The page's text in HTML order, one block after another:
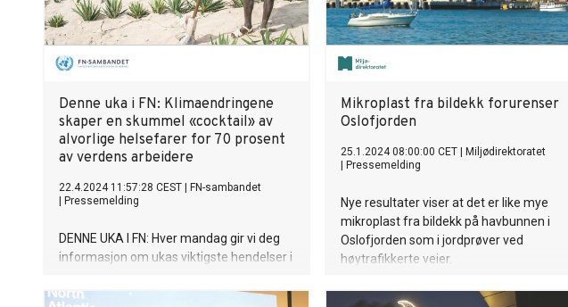
Denne uka i FN: Klimaendringene
skaper en skummel «cocktail» av
alvorlige helsefarer for 70 prosent
av verdens arbeidere
22.4.2024 11:57:28 CEST
FN-sambandet
Pressemelding
DENNE UKA I FN: Hver mandag gir vi deg
informasjon om ukas viktigste hendelser i
Mikroplast fra bildekk forurenser
Oslofjorden
25.1.2024 08:00:00 CET
Miljødirektoratet
Pressemelding
Nye resultater viser at det er like mye
mikroplast fra bildekk på havbunnen i
Oslofjorden som i jordprøver ved
høytrafikkerte veier.